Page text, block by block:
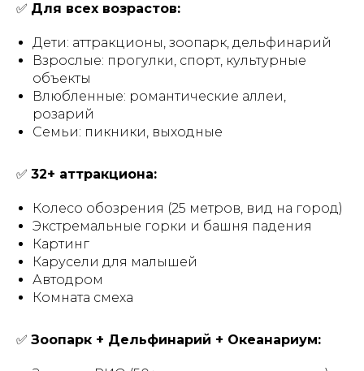
✅ Для всех возрастов:
Дети: аттракционы, зоопарк, дельфинарий
Взрослые: прогулки, спорт, культурные
объекты
Влюбленные: романтические аллеи,
розарий
Семьи: пикники, выходные
✅ 32+ аттракциона:
Колесо обозрения (25 метров, вид на город)
Экстремальные горки и башня падения
Картинг
Карусели для малышей
Автодром
Комната смеха
✅ Зоопарк + Дельфинарий + Океанариум: